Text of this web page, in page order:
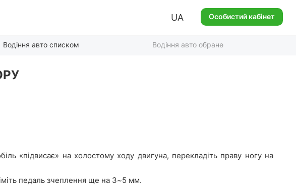
UA Особистий кабінет
Водіння авто списком Водіння авто обране
«підвисає» на холостому ходу двигуна, перекладіть праву ногу на
педаль зчеплення ще на 3~5 мм.